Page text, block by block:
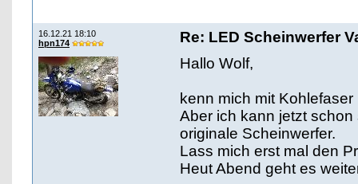
16.12.21 18:10
hpn174
Re: LED Scheinwerfer
Hallo Wolf,
kenn mich mit
Aber ich kann jetzt
originale Scheinwerfer.
Lass mich erst mal den
Heut Abend geht es